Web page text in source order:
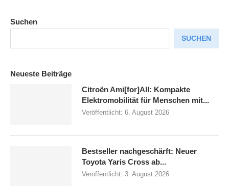
Suchen
SUCHEN
Neueste Beiträge
Citroën Ami[for]All: Kompakte
Elektromobilität für Menschen mit...
Veröffentlicht: 6. August 2026
Bestseller nachgeschärft: Neuer
Toyota Yaris Cross ab...
Veröffentlicht: 3. August 2026